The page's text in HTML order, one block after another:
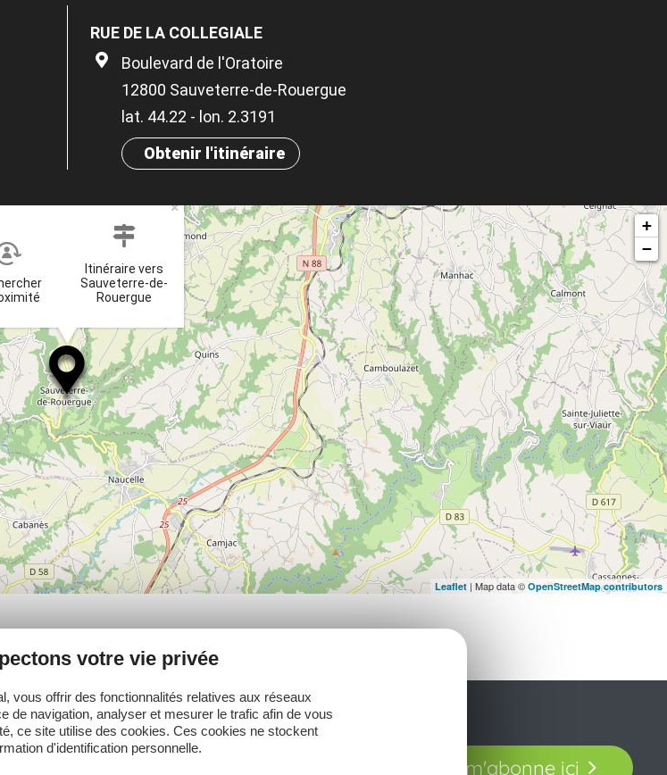
RUE DE LA COLLEGIALE
Boulevard de l'Oratoire
12800 Sauveterre-de-Rouergue
lat. 44.22 - lon. 2.3191
Obtenir l'itinéraire
Itinéraire vers
Sauveterre-de-
Rouergue
×
+
−
Leaflet | Map data © OpenStreetMap contributors
pas notre newsletter mensuelle et laissez-vous
Je m'abonne ici
votre vie privée
vous offrir des fonctionnalités relatives aux réseaux
de navigation, analyser et mesurer le trafic afin de vous
ce site utilise des cookies. Ces cookies ne stockent
d'identification personnelle.